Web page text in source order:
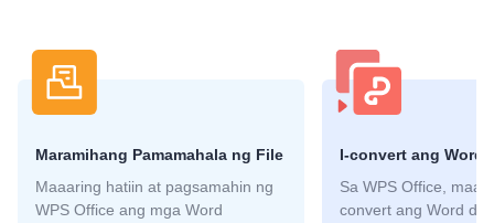
Maramihang Pamamahala ng File
Maaaring hatiin at pagsamahin ng
WPS Office ang mga Word
I-convert ang Word
Sa WPS Office,
convert ang Word